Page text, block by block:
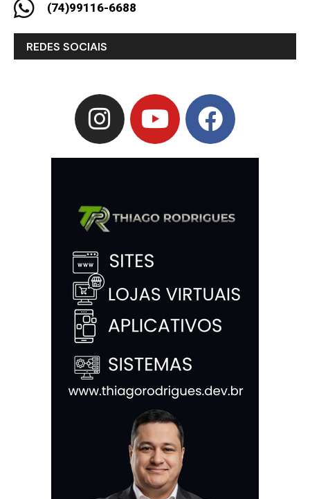
(74)99116-6688
REDES SOCIAIS